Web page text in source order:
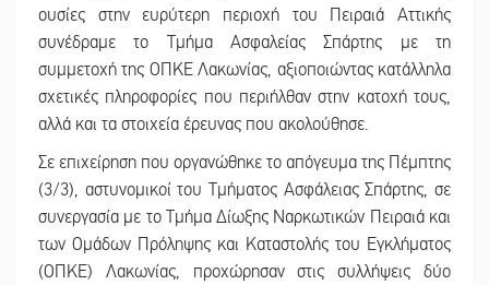
ουσίες στην ευρύτερη περιοχή του Πειραιά Αττικής
συνέδραμε το Τμήμα Ασφαλείας Σπάρτης με τη
συμμετοχή της ΟΠΚΕ Λακωνίας, αξιοποιώντας κατάλληλα
σχετικές πληροφορίες που περιήλθαν στην κατοχή τους,
αλλά και τα στοιχεία έρευνας που ακολούθησε.
Σε επιχείρηση που οργανώθηκε το απόγευμα της Πέμπτης
(3/3), αστυνομικοί του Τμήματος Ασφάλειας Σπάρτης, σε
συνεργασία με το Τμήμα Δίωξης Ναρκωτικών Πειραιά και
των Ομάδων Πρόληψης και Καταστολής του Εγκλήματος
(ΟΠΚΕ) Λακωνίας, προχώρησαν στις συλλήψεις δύο